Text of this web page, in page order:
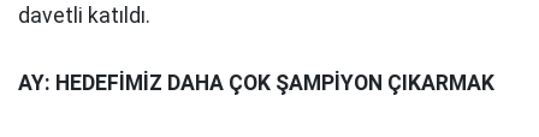
davetli katıldı.
AY: HEDEFİMİZ DAHA ÇOK ŞAMPİYON ÇIKARMAK